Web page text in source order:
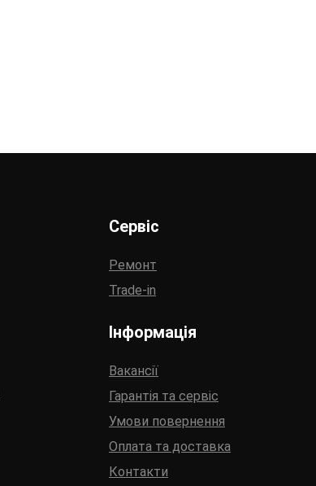
Сервіс
Ремонт
Trade-in
Інформація
Вакансії
Гарантія та сервіс
Умови повернення
Оплата та доставка
Контакти